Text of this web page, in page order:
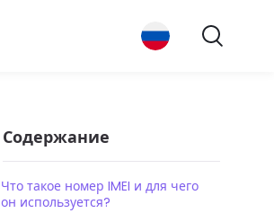
Содержание
Что такое номер IMEI и для чего
он используется?